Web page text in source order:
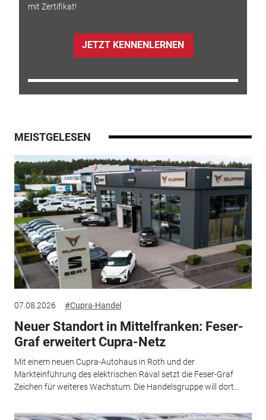
mit Zertifikat!
JETZT KENNENLERNEN
MEISTGELESEN
07.08.2026 #Cupra-Handel
Neuer Standort in Mittelfranken: Feser-
Graf erweitert Cupra-Netz
Mit einem neuen Cupra-Autohaus in Roth und der
Markteinführung des elektrischen Raval setzt die Feser-Graf
Zeichen für weiteres Wachstum. Die Handelsgruppe will dort...